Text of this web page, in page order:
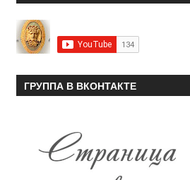
ГРУППА В ВКОНТАКТЕ